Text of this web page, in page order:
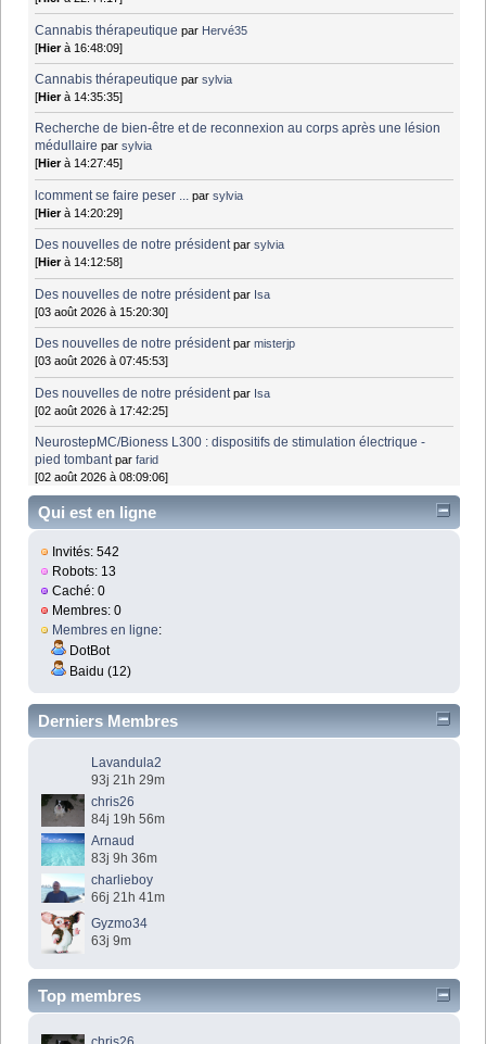
Cannabis thérapeutique par Hervé35
[Hierà 16:48:09]
Cannabis thérapeutique parsylvia
[Hierà 14:35:35]
Recherche de bien-être et de reconnexion au corps après une lésion
médullaire parsylvia
[Hierà 14:27:45]
lcomment se faire peser ... parsylvia
[Hierà 14:20:29]
Des nouvelles de notre président parsylvia
[Hierà 14:12:58]
Des nouvelles de notre président par Isa
[03 août 2026 à 15:20:30]
Des nouvelles de notre président parmisterjp
[03 août 2026 à 07:45:53]
Des nouvelles de notre président par Isa
[02 août 2026 à 17:42:25]
NeurostepMC/Bioness L300 : dispositifs de stimulation électrique -
pied tombant parfarid
[02 août 2026 à 08:09:06]
Qui est en ligne
Invités: 542
Robots: 13
Caché: 0
Membres: 0
Membres en ligne:
DotBot
Baidu (12)
Derniers Membres
Lavandula2
93j 21h 29m
chris26
84j 19h 56m
Arnaud
83j 9h 36m
charlieboy
66j 21h 41m
Gyzmo34
63j 9m
Top membres